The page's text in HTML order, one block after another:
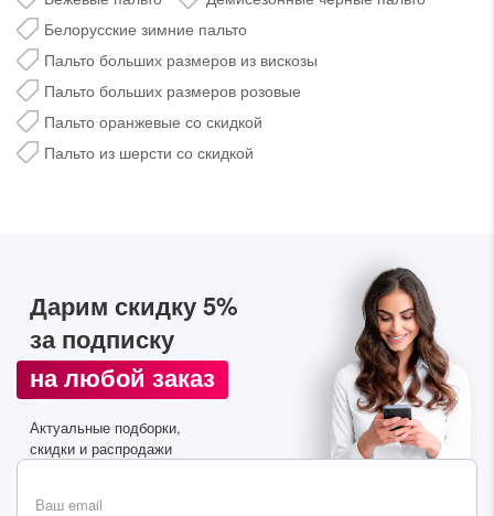
Белорусские зимние пальто
Пальто больших размеров из вискозы
Пальто больших размеров розовые
Пальто оранжевые со скидкой
Пальто из шерсти со скидкой
Дарим скидку 5%
за подписку
на любой заказ
Актуальные подборки,
скидки и распродажи
Ваш email
Дарим скидку 5%за подписку на наш
телеграм-канал
Стильные подборки, эксклюзивные акции и горячие
распродажи в удобном формате